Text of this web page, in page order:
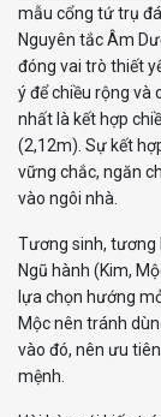
mẫu cổng tứ trụ
Nguyên tắc Âm
đóng vai trò thiết
ý để chiều rộng và
nhất là kết hợp
(2,12m). Sự kết
vững chắc, ngăn
vào ngôi nhà.
Tương sinh, tương
Ngũ hành (Kim,
lựa chọn hướng
Mộc nên tránh
vào đó, nên ưu
mệnh.